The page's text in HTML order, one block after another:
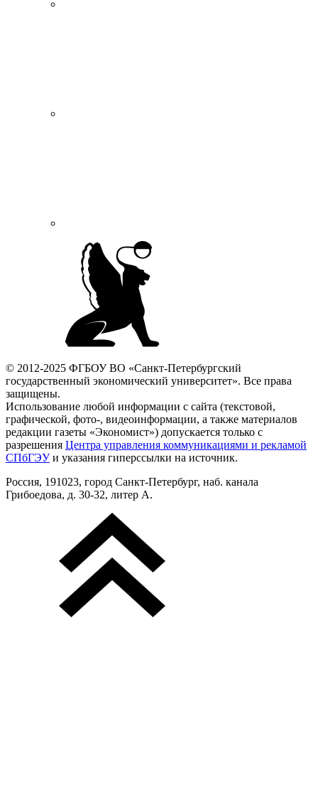
© 2012-2025 ФГБОУ ВО «Санкт-Петербургский
государственный экономический университет». Все права
защищены.
Использование любой информации с сайта (текстовой,
графической, фото-, видеоинформации, а также материалов
редакции газеты «Экономист») допускается только с
разрешения Центра управления коммуникациями и рекламой
СПбГЭУи указания гиперссылки на источник.
Россия, 191023, город Санкт-Петербург, наб. канала
Грибоедова, д. 30-32, литер А.